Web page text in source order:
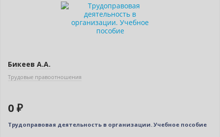
Бикеев А.А.
Трудовые правоотношения
0 ₽
Трудоправовая деятельность в организации. Учебное пособие